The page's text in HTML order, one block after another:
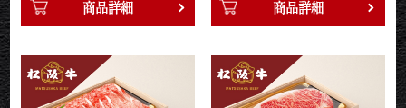
商品詳細 商品詳細